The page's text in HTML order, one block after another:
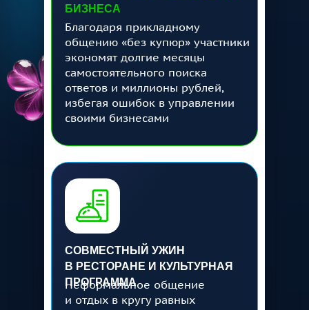
Благодаря прикладному
общению «без купюр» участники
экономят долгие месяцы
самостоятельного поиска
ответов и миллионы рублей,
избегая ошибок в управлении
своими бизнесами
Неформальное общение
и отдых в кругу равных
СОВМЕСТНЫЙ УЖИН
В РЕСТОРАНЕ И КУЛЬТУРНАЯ
ПРОГРАММА
БИЗНЕСА